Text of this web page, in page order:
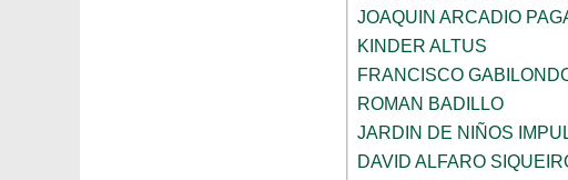
JOAQUIN ARCADIO
KINDER ALTUS
FRANCISCO
ROMAN BADILLO
JARDIN DE NIÑOS
DAVID ALFARO